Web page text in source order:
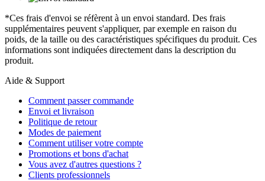
*Ces frais d'envoi se réfèrent à un envoi standard. Des frais
supplémentaires peuvent s'appliquer, par exemple en raison du
poids, de la taille ou des caractéristiques spécifiques du produit. Ces
informations sont indiquées directement dans la description du
produit.
Aide & Support
Comment passer commande
Envoi et livraison
Politique de retour
Modes de paiement
Comment utiliser votre compte
Promotions et bons d'achat
Vous avez d'autres questions ?
Clients professionnels